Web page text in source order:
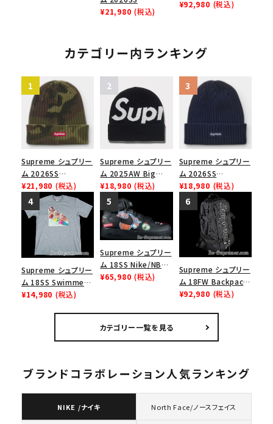
Overdyed Beanie
¥21,980 (税込)
バックパック リュック
¥92,980 (税込)
カテゴリー内ランキング
Supreme シュプリー
ム 2026SS
Overdyed Beanie
オーバーダイド ビー
ニー ウッドランドカモ
¥21,980 (税込)
Supreme シュプリー
ム 2025AW Big
Logo Beanie ビッグ
ロゴビーニー ブラッ
ク
¥18,980 (税込)
Supreme シュプリー
ム 2026SS
Overdyed Beanie
オーバーダイド ビー
ニー ネイビー
¥18,980 (税込)
Supreme シュプリー
ム 18SS Swimmers
Tee スイマーズTシ
¥14,980 (税込)
Supreme シュプリー
ム 18SS Nike/NBA
Teams Air Force 1
ック
¥65,980 (税込)
Supreme シュプリー
ム 18FW Backpack
バックパック リュック
¥92,980 (税込)
カテゴリー一覧を見る
ブランドコラボレーション人気ランキング
NIKE /ナイキ North Face/ノースフェイス